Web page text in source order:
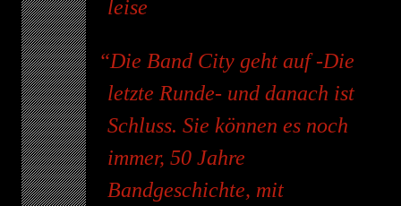
leise
Die Band City geht auf -Die
letzte Runde- und danach ist
Schluss. Sie können es noch
immer, 50 Jahre
Bandgeschichte, mit